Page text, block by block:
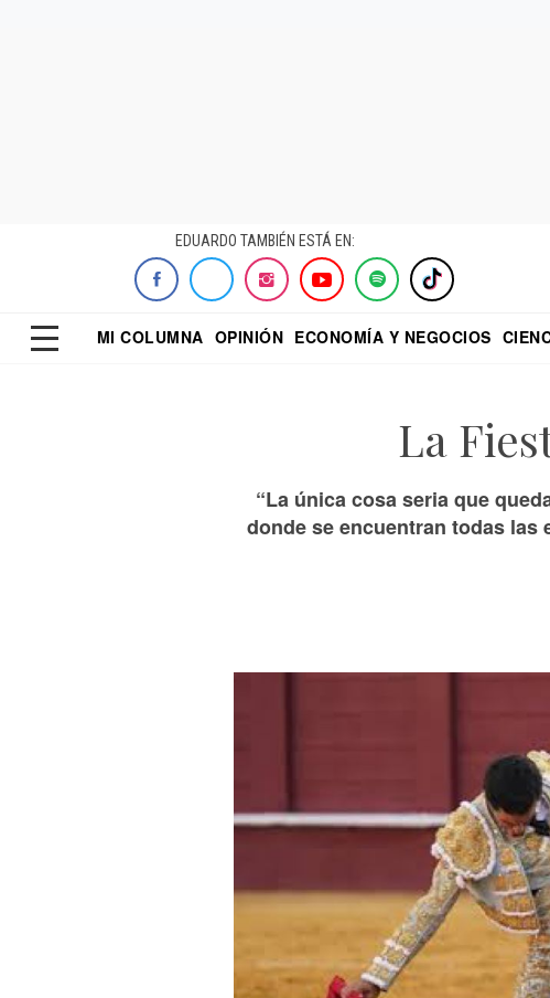
EDUARDO TAMBIÉN ESTÁ EN:
MI COLUMNA OPINIÓN ECONOMÍA Y NEGOCIOS
La
“La única cosa seria que
donde se encuentran todas las